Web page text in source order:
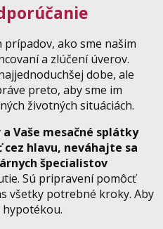
ako sme našim
a zlúčení úverov.
dobe, ale
preto, aby sme im
životných situáciách.
Vaše mesačné splátky
hlavu, neváhajte sa
špecialistov
Sú pripravení pomôcť
všetky potrebné kroky. Aby